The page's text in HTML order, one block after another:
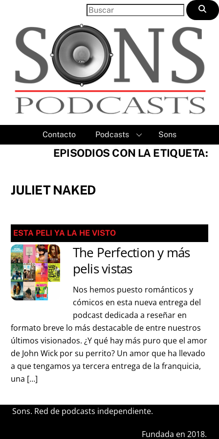
content
Contacto Podcasts Sons
EPISODIOS CON LA ETIQUETA:
JULIET NAKED
ESTA PELI YA LA HE VISTO
The Perfection y más
pelis vistas
Nos hemos puesto románticos y
cómicos en esta nueva entrega del
podcast dedicada a reseñar en
formato breve lo más destacable de entre nuestros
últimos visionados. ¿Y qué hay más puro que el amor
de John Wick por su perrito? Un amor que ha llevado
a que tengamos ya tercera entrega de la franquicia,
una […]
Sons. Red de podcasts independiente.
Fundada en 2018.